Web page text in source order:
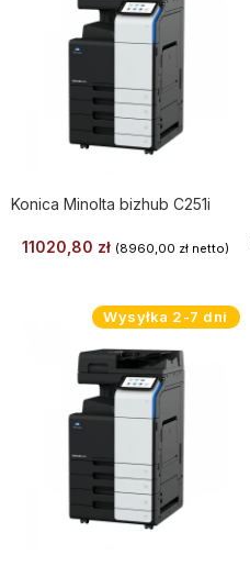
Konica Minolta bizhub C251i
11020,80 zł (8960,00 zł netto)
Wysyłka 2-7 dni